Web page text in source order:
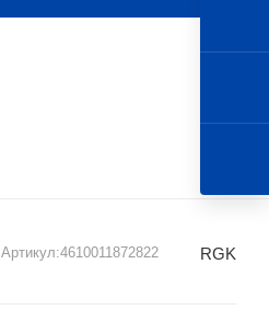
Артикул:4610011872822 RGK